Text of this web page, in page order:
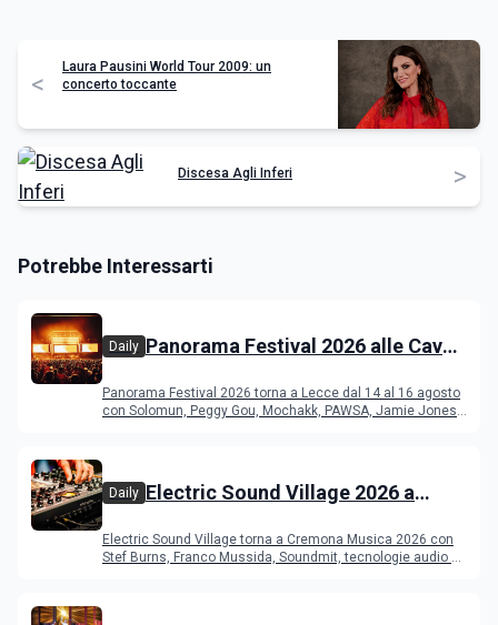
<
Laura Pausini World Tour 2009: un
concerto toccante
Discesa Agli Inferi >
Potrebbe Interessarti
Daily Panorama Festival 2026 alle Cave
programma
Panorama Festival 2026 torna a Lecce dal 14 al 16 agosto
con Solomun, Peggy Gou, Mochakk, PAWSA, Jamie Jones
Daily Electric Sound Village 2026 a
Young Band Contest, il programma
Electric Sound Village torna a Cremona Musica 2026 con
Stef Burns, Franco Mussida, Soundmit, tecnologie audio e